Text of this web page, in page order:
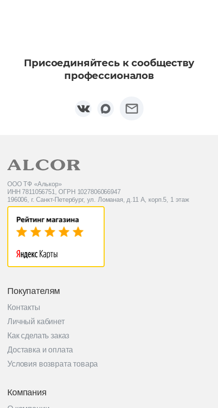
Присоединяйтесь к сообществу
профессионалов
ООО ТФ «Алькор»
ИНН 7811056751, ОГРН 1027806066947
196006, г. Санкт-Петербург, ул. Ломаная, д.11 А, корп.5, 1 этаж
Покупателям
Контакты
Личный кабинет
Как сделать заказ
Доставка и оплата
Условия возврата товара
Компания